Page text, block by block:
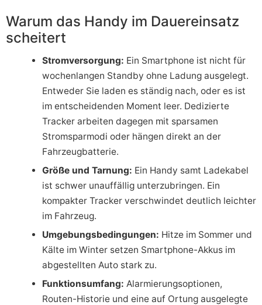
Warum das Handy im Dauereinsatz
scheitert
Stromversorgung: Ein Smartphone ist nicht für
wochenlangen Standby ohne Ladung ausgelegt.
Entweder Sie laden es ständig nach, oder es ist
im entscheidenden Moment leer. Dedizierte
Tracker arbeiten dagegen mit sparsamen
Stromsparmodi oder hängen direkt an der
Fahrzeugbatterie.
Größe und Tarnung: Ein Handy samt Ladekabel
ist schwer unauffällig unterzubringen. Ein
kompakter Tracker verschwindet deutlich leichter
im Fahrzeug.
Umgebungsbedingungen: Hitze im Sommer und
Kälte im Winter setzen Smartphone-Akkus im
abgestellten Auto stark zu.
Funktionsumfang: Alarmierungsoptionen,
Routen-Historie und eine auf Ortung ausgelegte